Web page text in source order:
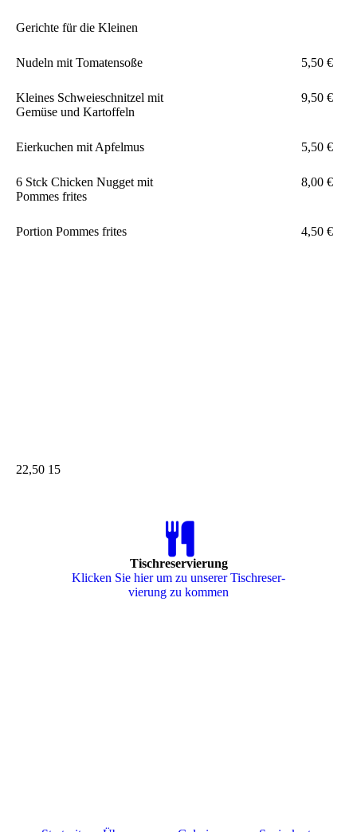
Gerichte für die Kleinen
Nudeln mit Tomatensoße 5,50 €
Kleines Schweieschnitzel mit
Gemüse und Kartoffeln
9,50 €
Eierkuchen mit Apfelmus 5,50 €
6 Stck Chicken Nugget mit
Pommes frites
8,00 €
Portion Pommes frites 4,50 €
22,50 15
Tischreservierung
Klicken Sie hier um zu unserer Tisch­re­ser­
vie­rung zu kommen